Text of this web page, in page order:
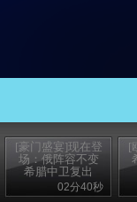
[豪门盛宴]现在登
场：俄阵容不变
希腊中卫复出
02分40秒
[